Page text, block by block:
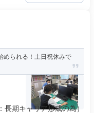
られる！土日祝休みで
期キャリア形成の為）